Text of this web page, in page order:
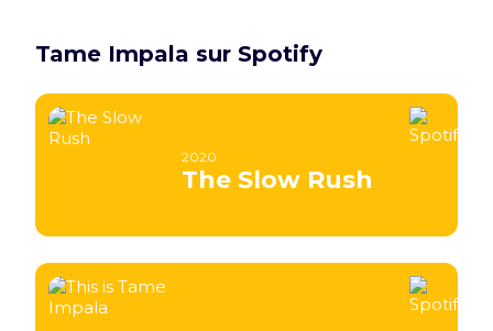
Tame Impala sur Spotify
The Slow Rush
2020